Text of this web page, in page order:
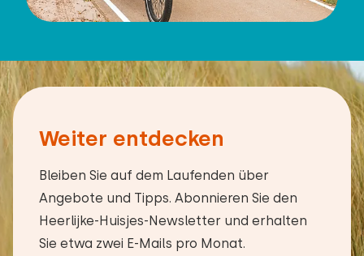
Weiter entdecken
Bleiben Sie auf dem Laufenden über
Angebote und Tipps. Abonnieren Sie den
Heerlijke-Huisjes-Newsletter und erhalten
Sie etwa zwei E-Mails pro Monat.